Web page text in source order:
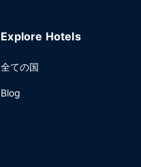
Explore Hotels
全ての国
Blog